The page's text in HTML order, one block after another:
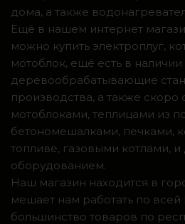
дома, а также
Ещё в нашем интернет
можно купить электроплуг,
мотоблок, ещё есть в наличии
деревообрабатывающие
производства, а также скоро
мотоблоками, теплицами из
бетономешалками, печками,
топливе, газовыми котлами, и
оборудованием.
Наш магазин находится в
мешает нам работать по всей
большинство товаров по